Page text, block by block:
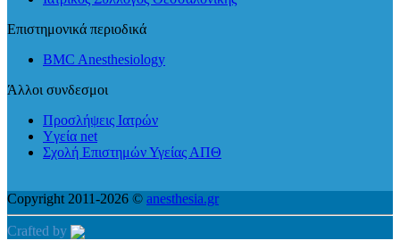
Επιστημονικά περιοδικά
BMC Anesthesiology
Άλλοι συνδεσμοι
Προσλήψεις Ιατρών
Yγεία net
Σχολή Επιστημών Υγείας ΑΠΘ
Copyright 2011-2026 © anesthesia.gr
Crafted by